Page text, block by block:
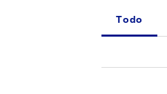
Todo